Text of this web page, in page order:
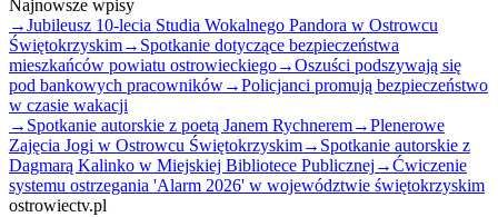
Najnowsze wpisy
→Jubileusz 10-lecia Studia Wokalnego Pandora w Ostrowcu
Świętokrzyskim→ Spotkanie dotyczące bezpieczeństwa
mieszkańców powiatu ostrowieckiego→Oszuści podszywają się
pod bankowych pracowników→Policjanci promują bezpieczeństwo
w czasie wakacji
→ Spotkanie autorskie z poetą Janem Rychnerem→Plenerowe
Zajęcia Jogi w Ostrowcu Świętokrzyskim→ Spotkanie autorskie z
Dagmarą Kalinko w Miejskiej Bibliotece Publicznej →Ćwiczenie
systemu ostrzegania 'Alarm 2026' w województwie świętokrzyskim
ostrowiectv.pl